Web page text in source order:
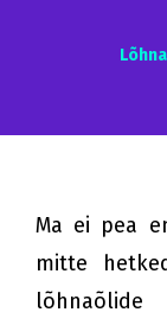
Ma ei pea
mitte